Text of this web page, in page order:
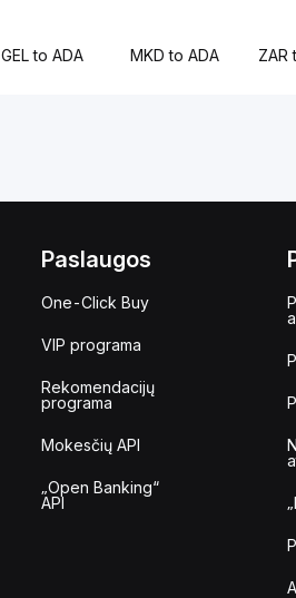
GEL to ADA MKD to ADA ZAR
Paslaugos
One-Click Buy
VIP programa
Rekomendacijų
programa
Mokesčių API
„Open Banking“
API